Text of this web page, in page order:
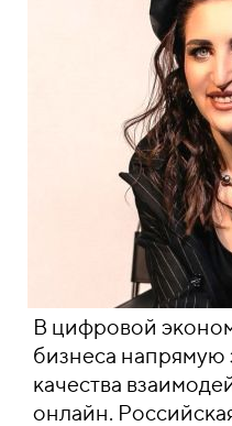
В цифровой
бизнеса напрямую
качества
онлайн.